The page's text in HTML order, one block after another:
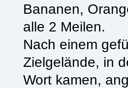
Bananen,
alle 2 Meilen.
Nach einem
Zielgelände, in
Wort kamen,